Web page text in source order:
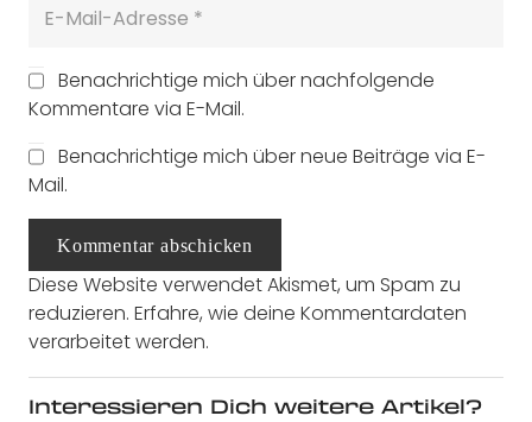
Benachrichtige mich über nachfolgende
Kommentare via E-Mail.
Benachrichtige mich über neue Beiträge via E-
Mail.
Kommentar abschicken
Diese Website verwendet Akismet, um Spam zu
reduzieren. Erfahre, wie deine Kommentardaten
verarbeitet werden.
Interessieren Dich weitere Artikel?